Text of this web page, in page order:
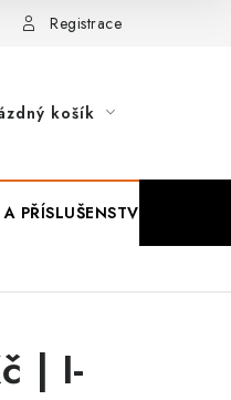
Registrace
košík
PŘÍSLUŠENSTVÍ
| I-